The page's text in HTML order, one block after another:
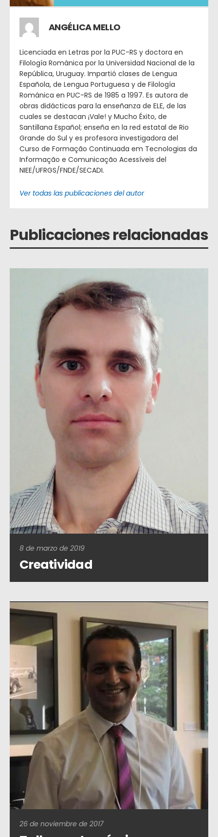
ANGÉLICA MELLO
Licenciada en Letras por la PUC-RS y doctora en
Filología Románica por la Universidad Nacional de la
República, Uruguay. Impartió clases de Lengua
Española, de Lengua Portuguesa y de Filología
Románica en PUC-RS de 1985 a 1997. Es autora de
obras didácticas para la enseñanza de ELE, de las
cuales se destacan ¡Vale! y Mucho Éxito, de
Santillana Español; enseña en la red estatal de Rio
Grande do Sul y es profesora investigadora del
Curso de Formação Continuada em Tecnologias da
Informação e Comunicação Acessíveis del
NIEE/UFRGS/FNDE/SECADI.
Ver todas las publicaciones del autor
Publicaciones relacionadas
8 de marzo de 2019
Creatividad
26 de noviembre de 2017